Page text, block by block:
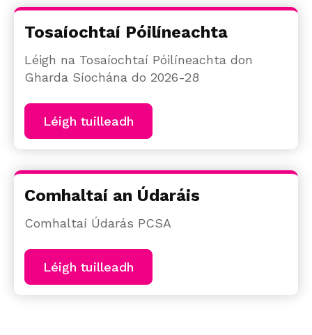
Tosaíochtaí Póilíneachta
Léigh na Tosaíochtaí Póilíneachta don
Gharda Síochána do 2026-28
Léigh tuilleadh
Comhaltaí an Údaráis
Comhaltaí Údarás PCSA
Léigh tuilleadh